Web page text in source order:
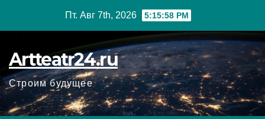
Пт. Авг 7th, 2026 5:16:00 PM
Artteatr24.ru
Строим будущее